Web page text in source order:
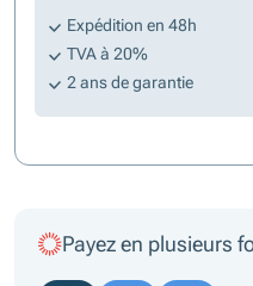
Expédition en 48h
TVA à 20%
2 ans de garantie
Payez en plusieurs